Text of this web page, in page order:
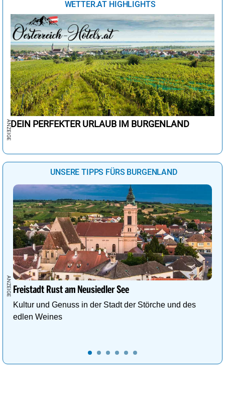
WETTER.AT HIGHLIGHTS
DEIN PERFEKTER URLAUB IM BURGENLAND
UNSERE TIPPS FÜRS BURGENLAND
Freistadt Rust am Neusiedler See
Kultur und Genuss in der Stadt der Störche und des
edlen Weines